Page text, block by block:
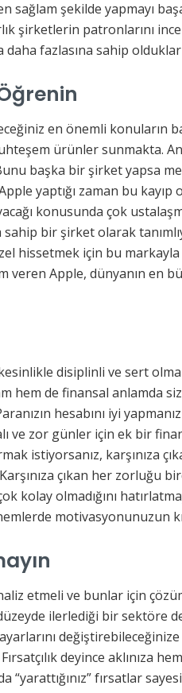
sağlam şekilde yapmayı
şirketlerin patronlarını
fazlasına sahip
en önemli konuların
ürünler sunmakta.
başka bir şirket yapsa
yaptığı zaman bu
konusunda çok
bir şirket olarak
hissetmek için bu
veren Apple, dünyanın en
disiplinli ve sert
hem de finansal anlamda
hesabını iyi
ve zor günler için ek bir
istiyorsanız, karşınıza
çıkan her zorluğu
kolay olmadığını
motivasyonunuzun
etmeli ve bunlar için
ilerlediği bir sektöre
deyince aklınıza
“yarattığınız” fırsatlar